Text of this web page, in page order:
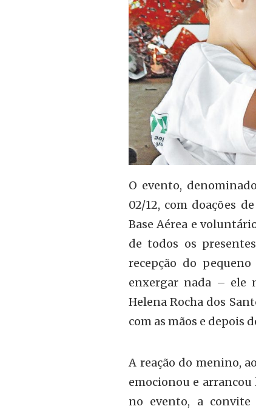
O evento,
02/12, com doações
Base Aérea e
de todos os
recepção do
enxergar nada – ele
Helena Rocha dos
com as mãos e depois
A reação do menino,
emocionou e arrancou
no evento, a convite